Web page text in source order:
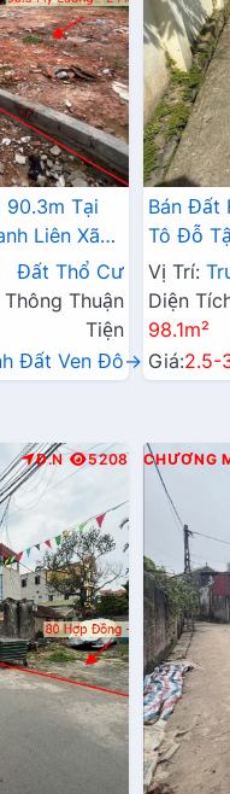
Tại
Liên Xã
Đất Thổ Cư
Thuận
Tiện
Đất Ven Đô→
Bán Đất
Tô Đỗ
Doanh
Vị Trí:
Diện
98.1m²
Giá:2.5-
Đ.N 5208 CHƯƠNG